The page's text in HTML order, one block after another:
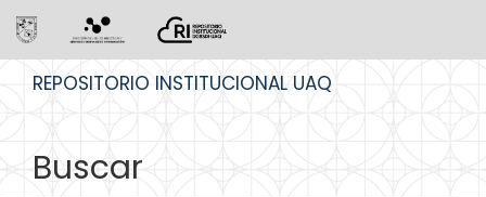
REPOSITORIO INSTITUCIONAL UAQ
Buscar